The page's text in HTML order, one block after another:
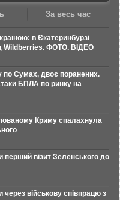
За весь час
в Єкатеринбурзі
Wildberries. ФОТО. ВІДЕО
по Сумах, двоє поранених.
БПЛА по ринку на
Криму спалахнула
перший візит Зеленського до
військову співпрацю з